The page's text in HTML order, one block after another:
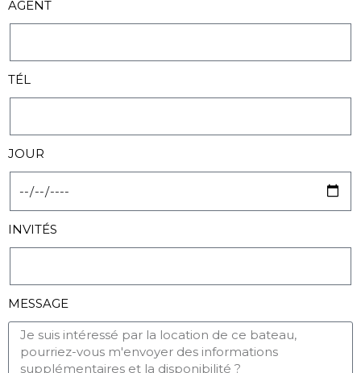
AGENT
TÉL
JOUR
INVITÉS
MESSAGE